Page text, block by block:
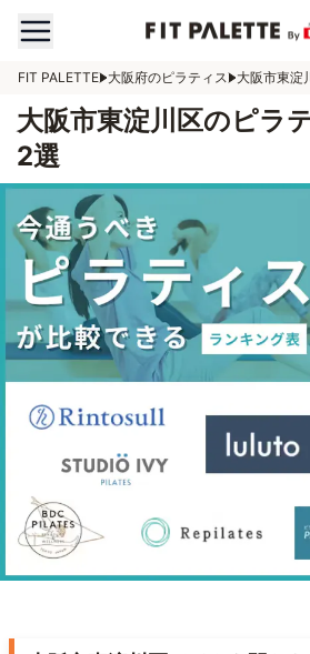
FIT PALETTE 大阪府のピラティス 大阪市東淀
大阪市東淀川区のピラ
2選